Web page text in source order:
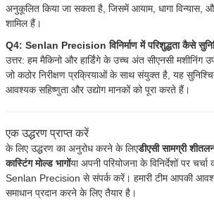
अनुकूलित किया जा सकता है, जिसमें आयाम, धागा विन्यास,
शामिल हैं।
Q4: Senlan Precision विनिर्माण में परिशुद्धता कैसे
उत्तर: हम मैकिनो और हार्डिंगे के उच्च अंत सीएनसी मशीनिंग
जो कठोर निरीक्षण प्रक्रियाओं के साथ संयुक्त है, यह
आवश्यक सहिष्णुता और उद्योग मानकों को पूरा करते हैं।
एक उद्धरण प्राप्त करें
के लिए उद्धरण का अनुरोध करने के लिएडीएसी सामग्री
कास्टिंग मोल्ड भागोंया अपनी परियोजना के विनिर्देशों पर
Senlan Precision से संपर्क करें। हमारी टीम आपकी
समाधान प्रदान करने के लिए तैयार है।